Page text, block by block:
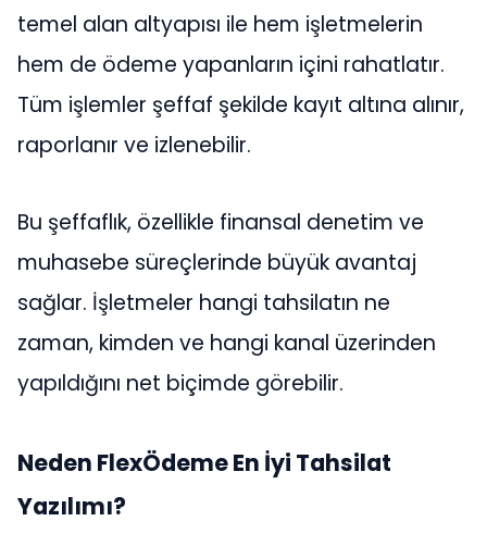
temel alan altyapısı ile hem işletmelerin
hem de ödeme yapanların içini rahatlatır.
Tüm işlemler şeffaf şekilde kayıt altına alınır,
raporlanır ve izlenebilir.
Bu şeffaflık, özellikle finansal denetim ve
muhasebe süreçlerinde büyük avantaj
sağlar. İşletmeler hangi tahsilatın ne
zaman, kimden ve hangi kanal üzerinden
yapıldığını net biçimde görebilir.
Neden FlexÖdeme En İyi Tahsilat
Yazılımı?